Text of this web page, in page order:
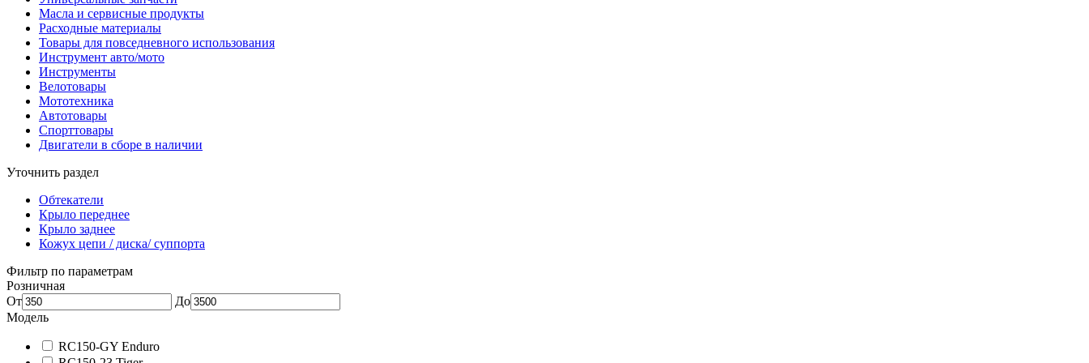
Масла и сервисные продукты
Расходные материалы
Товары для повседневного использования
Инструмент авто/мото
Инструменты
Велотовары
Мототехника
Автотовары
Спорттовары
Двигатели в сборе в наличии
Уточнить раздел
Обтекатели
Крыло переднее
Крыло заднее
Кожух цепи / диска/ суппорта
Фильтр по параметрам
Розничная
От
До
Модель
RC150-GY Enduro